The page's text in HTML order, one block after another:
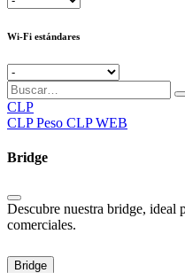
Wi-Fi estándares
CLP
CLP Peso CLP WEB
Bridge
Descubre nuestra bridge, ideal
comerciales.
Bridge